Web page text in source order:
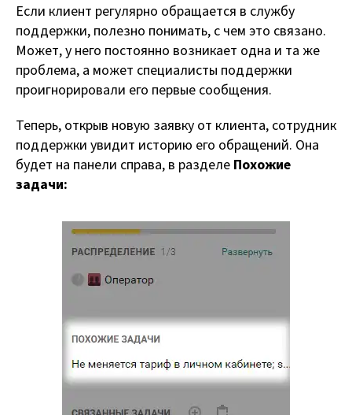
Если клиент регулярно обращается в службу
поддержки, полезно понимать, с чем это связано.
Может, у него постоянно возникает одна и та же
проблема, а может специалисты поддержки
проигнорировали его первые сообщения.
Теперь, открыв новую заявку от клиента, сотрудник
поддержки увидит историю его обращений. Она
будет на панели справа, в разделе Похожие
задачи: